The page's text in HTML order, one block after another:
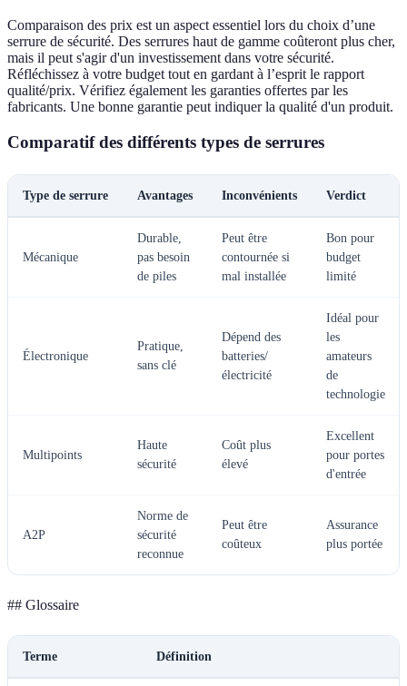
Comparaison des prix est un aspect essentiel lors du choix d’une
serrure de sécurité. Des serrures haut de gamme coûteront plus cher,
mais il peut s'agir d'un investissement dans votre sécurité.
Réfléchissez à votre budget tout en gardant à l’esprit le rapport
qualité/prix. Vérifiez également les garanties offertes par les
fabricants. Une bonne garantie peut indiquer la qualité d'un produit.
Comparatif des différents types de serrures
Type de serrure Avantages Inconvénients Verdict
Mécanique
Durable,
pas besoin
de piles
Peut être
contournée si
mal installée
Bon pour
budget
limité
Électronique
Pratique,
sans clé
Dépend des
batteries/
électricité
Idéal pour
les
amateurs
de
technologie
Multipoints
Haute
sécurité
Coût plus
élevé
Excellent
pour portes
d'entrée
A2P
Norme de
sécurité
reconnue
Peut être
coûteux
Assurance
plus portée
## Glossaire
Terme Définition